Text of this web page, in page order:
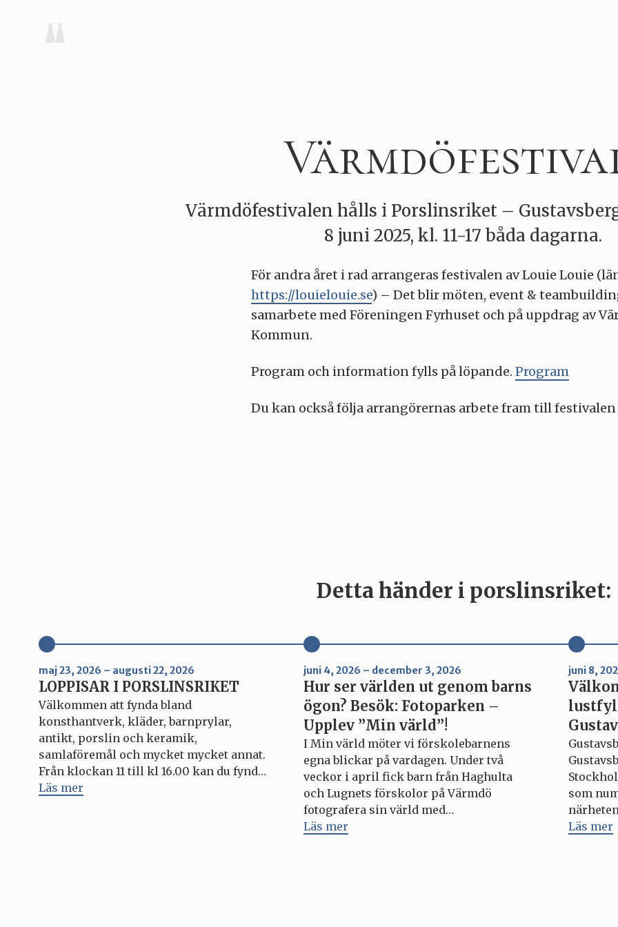
Värmdöfestivalen hålls i Porslinsriket –
8 juni 2025, kl. 11-17 båda dagarna.
För andra året i rad arrangeras festivalen av Louie Louie
https://louielouie.se) – Det blir möten, event &
samarbete med Föreningen Fyrhuset och på uppdrag av
Kommun.
Program och information fylls på löpande. Program
Du kan också följa arrangörernas arbete fram till
Detta händer i porslinsriket:
maj 23, 2026 – augusti 22, 2026
LOPPISAR I PORSLINSRIKET
Välkommen att fynda bland
konsthantverk, kläder, barnprylar,
antikt, porslin och keramik,
samlaföremål och mycket mycket annat.
Från klockan 11 till kl 16.00 kan du fynda
unika saker – och kanske göra ett bra
Läs mer
juni 4, 2026 – december 3, 2026
Hur ser världen ut genom barns
ögon? Besök: Fotoparken –
Upplev ”Min värld”!
I Min värld möter vi förskolebarnens
egna blickar på vardagen. Under två
veckor i april fick barn från Haghulta
och Lugnets förskolor på Värmdö
fotografera sin värld med
engångskameror. Resultatet är bilder
Läs mer
juni 8,
som
Läs mer